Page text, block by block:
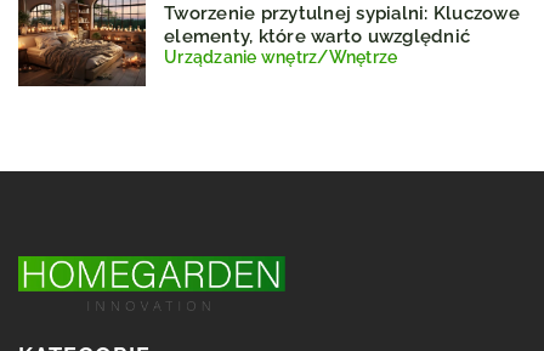
Tworzenie przytulnej sypialni: Kluczowe
elementy, które warto uwzględnić
Urządzanie wnętrz/Wnętrze